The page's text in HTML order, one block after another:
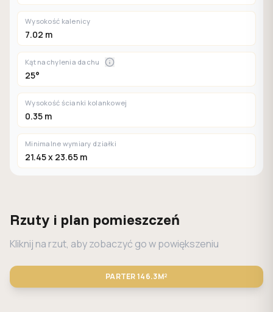
Wysokość kalenicy
7.02 m
Kąt nachylenia dachu
25°
Wysokość ścianki kolankowej
0.35 m
Minimalne wymiary działki
21.45 x 23.65 m
Rzuty i plan pomieszczeń
Kliknij na rzut, aby zobaczyć go w powiększeniu
PARTER146.3M²